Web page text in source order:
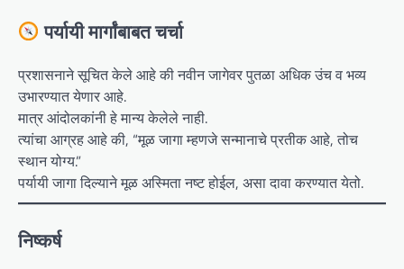
पर्यायी मार्गांबाबत चर्चा
प्रशासनाने सूचित केले आहे की नवीन जागेवर पुतळा अधिक उंच व भव्य
उभारण्यात येणार आहे.
मात्र आंदोलकांनी हे मान्य केलेले नाही.
त्यांचा आग्रह आहे की, “मूळ जागा म्हणजे सन्मानाचे प्रतीक आहे, तोच
स्थान योग्य.”
पर्यायी जागा दिल्याने मूळ अस्मिता नष्ट होईल, असा दावा करण्यात येतो.
निष्कर्ष